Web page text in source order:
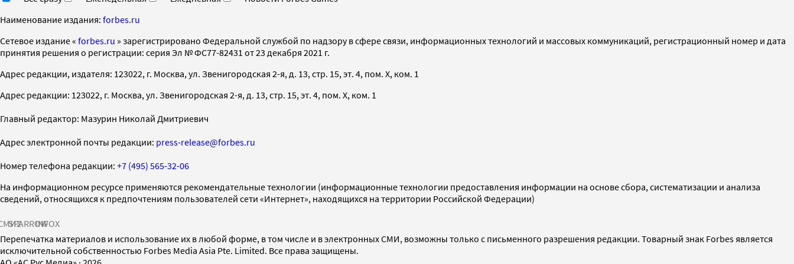
Наименование издания: forbes.ru
Cетевое издание « forbes.ru » зарегистрировано Федеральной службой по надзору в сфере связи, информационных технологий и массовых коммуникаций, регистрационный номер и дата
принятия решения о регистрации: серия Эл № ФС77-82431 от 23 декабря 2021 г.
Адрес редакции, издателя: 123022, г. Москва, ул. Звенигородская 2-я, д. 13, стр. 15, эт. 4, пом. X, ком. 1
Адрес редакции: 123022, г. Москва, ул. Звенигородская 2-я, д. 13, стр. 15, эт. 4, пом. X, ком. 1
Главный редактор: Мазурин Николай Дмитриевич
Адрес электронной почты редакции: press-release@forbes.ru
Номер телефона редакции: +7 (495) 565-32-06
На информационном ресурсе применяются рекомендательные технологии (информационные технологии предоставления информации на основе сбора, систематизации и анализа
сведений, относящихся к предпочтениям пользователей сети «Интернет», находящихся на территории Российской Федерации)
SPARROWINFOX
Перепечатка материалов и использование их в любой форме, в том числе и в электронных СМИ, возможны только с письменного разрешения редакции. Товарный знак Forbes является
исключительной собственностью Forbes Media Asia Pte. Limited. Все права защищены.